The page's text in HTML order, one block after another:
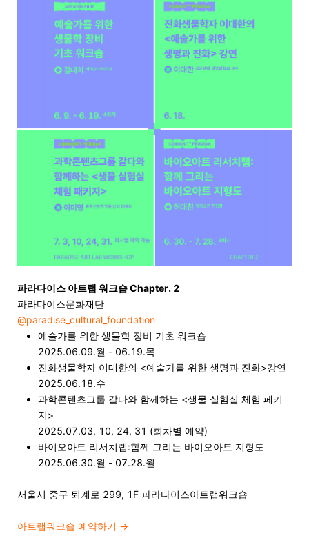
파라다이스 아트랩 워크숍 Chapter. 2
파라다이스문화재단
@paradise_cultural_foundation
예술가를 위한 생물학 장비 기초 워크숍
2025.06.09.월 - 06.19.목
진화생물학자 이대한의 <예술가를 위한 생명과 진화>강연
2025.06.18.수
과학콘텐츠그룹 갈다와 함께하는 <생물 실험실 체험 페키
지>
2025.07.03, 10, 24, 31 (회차별 예약)
바이오아트 리서치랩:함께 그리는 바이오아트 지형도
2025.06.30.월 - 07.28.월
서울시 중구 퇴계로 299, 1F 파라다이스아트랩워크숍
아트랩워크숍 예약하기 →